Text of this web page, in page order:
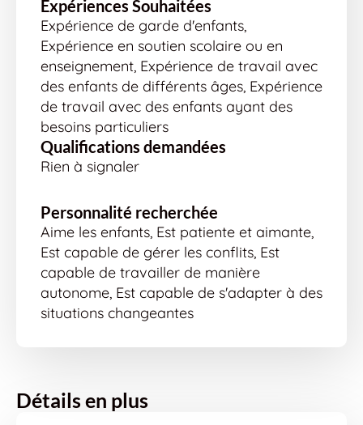
Expériences Souhaitées
Expérience de garde d'enfants,
Expérience en soutien scolaire ou en
enseignement, Expérience de travail avec
des enfants de différents âges, Expérience
de travail avec des enfants ayant des
besoins particuliers
Qualifications demandées
Rien à signaler
Personnalité recherchée
Aime les enfants, Est patiente et aimante,
Est capable de gérer les conflits, Est
capable de travailler de manière
autonome, Est capable de s'adapter à des
situations changeantes
Détails en plus